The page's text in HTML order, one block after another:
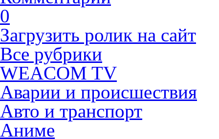
0
Загрузить ролик на сайт
Все рубрики
WEACOM TV
Аварии и происшествия
Авто и транспорт
Аниме